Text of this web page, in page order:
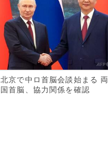
北京で中ロ首脳会談始まる 両
国首脳、協力関係を確認